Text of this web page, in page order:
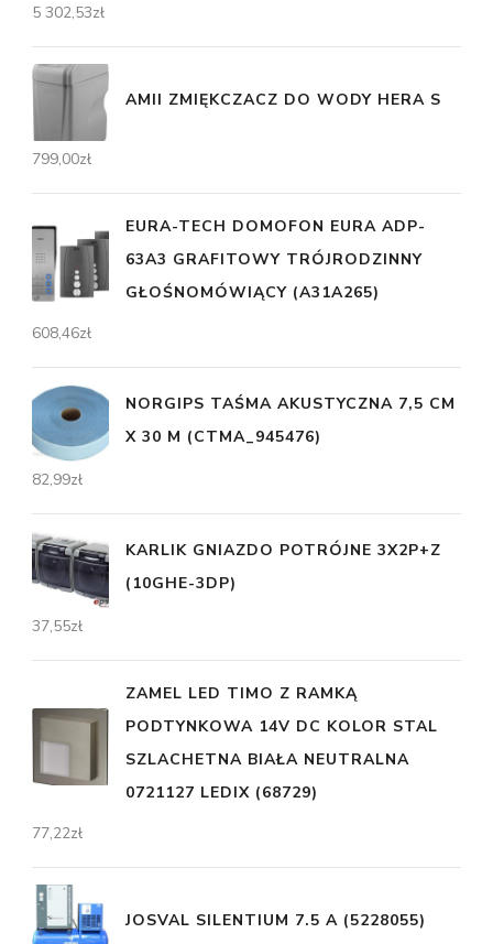
5 302,53zł
AMII ZMIĘKCZACZ DO WODY HERA S
799,00zł
EURA-TECH DOMOFON EURA ADP-
63A3 GRAFITOWY TRÓJRODZINNY
GŁOŚNOMÓWIĄCY (A31A265)
608,46zł
NORGIPS TAŚMA AKUSTYCZNA 7,5 CM
X 30 M (CTMA_945476)
82,99zł
KARLIK GNIAZDO POTRÓJNE 3X2P+Z
(10GHE-3DP)
37,55zł
ZAMEL LED TIMO Z RAMKĄ
PODTYNKOWA 14V DC KOLOR STAL
SZLACHETNA BIAŁA NEUTRALNA
0721127 LEDIX (68729)
77,22zł
JOSVAL SILENTIUM 7.5 A (5228055)